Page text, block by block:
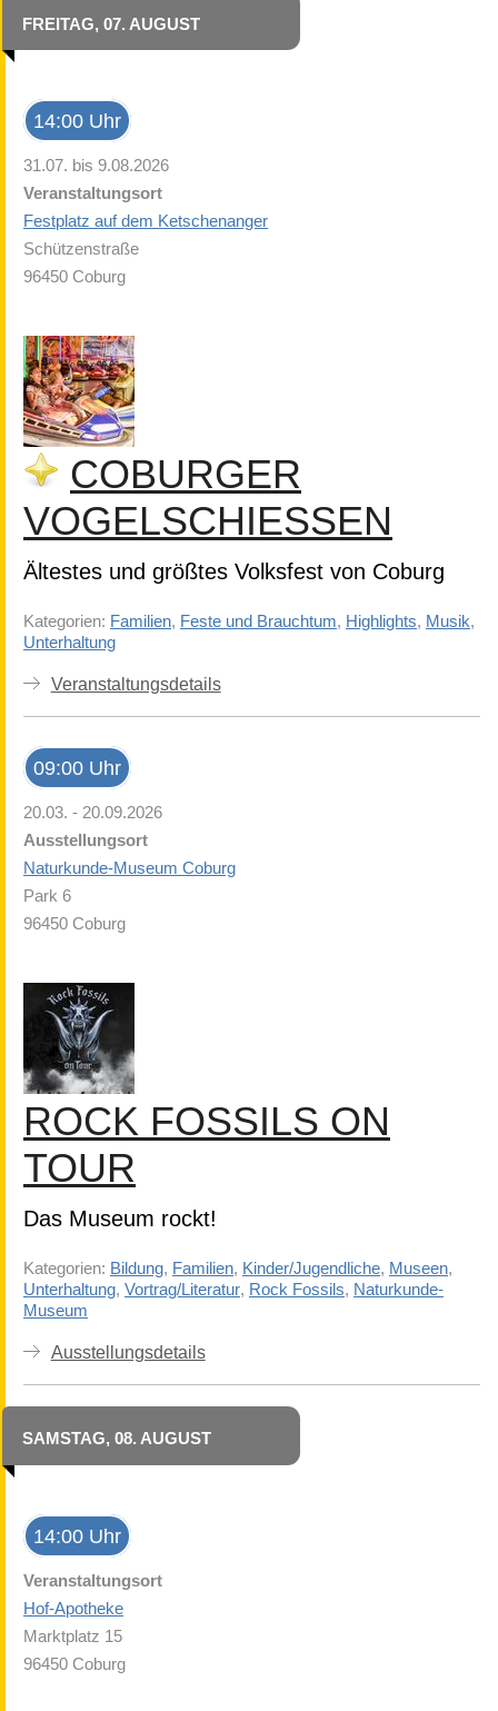
FREITAG, 07. AUGUST
14:00 Uhr
31.07. bis 9.08.2026
Veranstaltungsort
Festplatz auf dem Ketschenanger
Schützenstraße
96450 Coburg
COBURGER
VOGELSCHIESSEN
Ältestes und größtes Volksfest von Coburg
Kategorien: Familien, Feste und Brauchtum, Highlights, Musik,
Unterhaltung
Veranstaltungsdetails
09:00 Uhr
20.03. - 20.09.2026
Ausstellungsort
Naturkunde-Museum Coburg
Park 6
96450 Coburg
ROCK FOSSILS ON
TOUR
Das Museum rockt!
Kategorien: Bildung, Familien, Kinder/Jugendliche, Museen,
Unterhaltung, Vortrag/Literatur, Rock Fossils, Naturkunde-
Museum
Ausstellungsdetails
SAMSTAG, 08. AUGUST
14:00 Uhr
Veranstaltungsort
Hof-Apotheke
Marktplatz 15
96450 Coburg